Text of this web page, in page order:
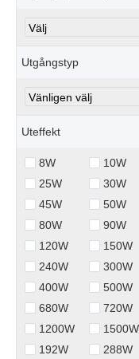
Utgångstyp
Uteffekt
8W 10W
25W
30W
45W
50W
80W
90W
120W
150W
240W
300W
400W
500W
680W
720W
1200W
1500W
192W
288W